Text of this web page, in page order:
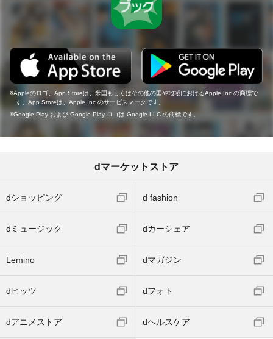
Appleのロゴ、App Storeは、米国もしくはその他の国や地域におけるApple Inc.の商標で
す。App Storeは、Apple Inc.のサービスマークです。
Google Play および Google Play ロゴは Google LLC の商標です。
dマーケットストア
dショッピング d fashion
dミュージック dカーシェア
Lemino dマガジン
dヒッツ dフォト
dアニメストア dヘルスケア